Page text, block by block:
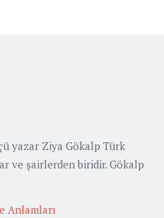
yazar Ziya Gökalp Türk
ve şairlerden biridir. Gökalp
Anlamları